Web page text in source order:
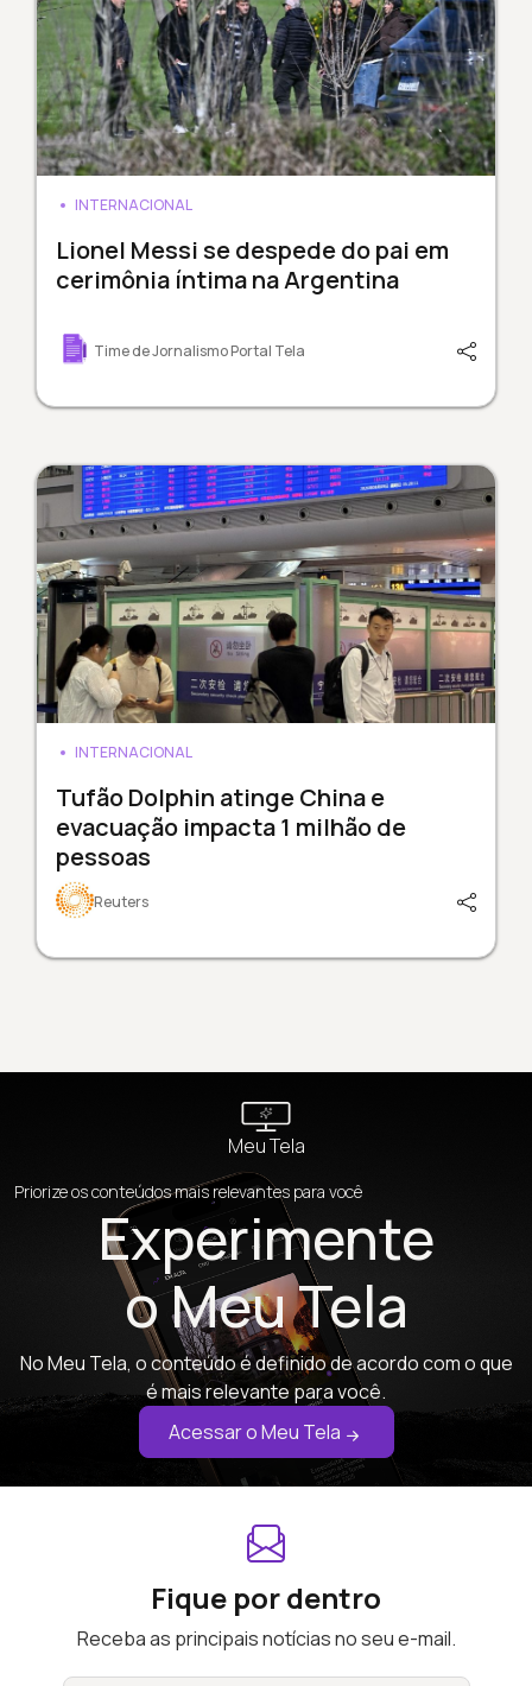
INTERNACIONAL
Lionel Messi se despede do pai em
cerimônia íntima na Argentina
Time de Jornalismo Portal Tela
INTERNACIONAL
Tufão Dolphin atinge China e
evacuação impacta 1 milhão de
pessoas
Reuters
Meu Tela
Priorize os conteúdos mais relevantes para você
Experimente
o Meu Tela
No Meu Tela, o conteúdo é definido de acordo com o que
é mais relevante para você.
Acessar o Meu Tela
Fique por dentro
Receba as principais notícias no seu e-mail.